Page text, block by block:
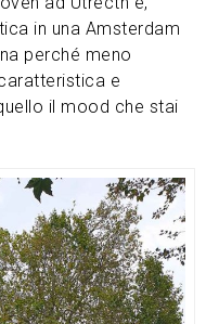
in una Amsterdam
perché meno
e
il mood che stai